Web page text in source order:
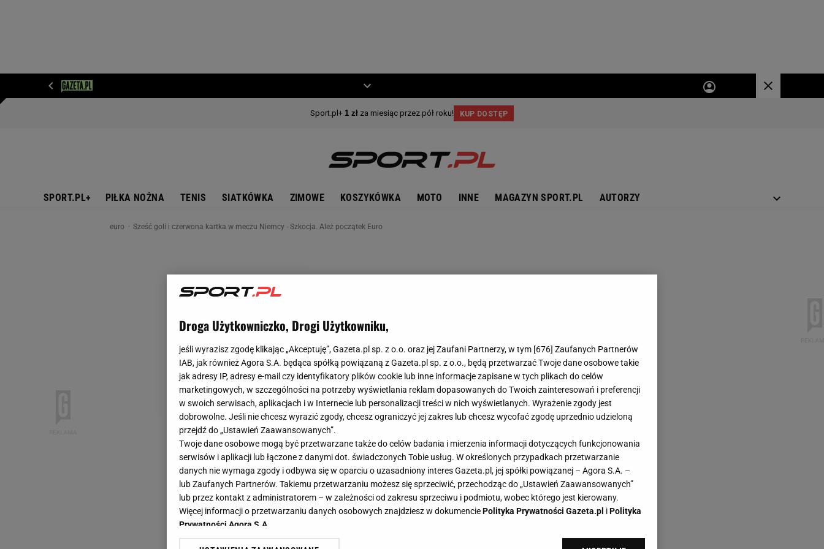
SPORT.PL+ PIŁKA NOŻNA TENIS SIATKÓWKA ZIMOWE KOSZYKÓWKA MOTO INNE MAGAZYN SPORT.PL AUTORZY
euro Sześć goli i czerwona kartka w meczu Niemcy - Szkocja. Ależ początek Euro
Droga Użytkowniczko, Drogi Użytkowniku,
jeśli wyrazisz zgodę klikając „Akceptuję”, Gazeta.pl sp. z o.o. oraz jej Zaufani Partnerzy, w tym [676] Zaufanych Partnerów
IAB, jak również Agora S.A. będąca spółką powiązaną z Gazeta.pl sp. z o.o., będą przetwarzać Twoje dane osobowe takie
jak adresy IP, adresy e-mail czy identyfikatory plików cookie lub inne informacje zapisane w tych plikach do celów
marketingowych, w szczególności na potrzeby wyświetlania reklam dopasowanych do Twoich zainteresowań i preferencji
w swoich serwisach, aplikacjach i w Internecie lub personalizacji treści w nich wyświetlanych. Wyrażenie zgody jest
dobrowolne. Jeśli nie chcesz wyrazić zgody, chcesz ograniczyć jej zakres lub chcesz wycofać zgodę uprzednio udzieloną
przejdź do „Ustawień Zaawansowanych”.
Twoje dane osobowe mogą być przetwarzane także do celów badania i mierzenia informacji dotyczących funkcjonowania
serwisów i aplikacji lub łączone z danymi dot. świadczonych Tobie usług. W określonych przypadkach przetwarzanie
danych nie wymaga zgody i odbywa się w oparciu o uzasadniony interes Gazeta.pl, jej spółki powiązanej – Agora S.A. –
lub Zaufanych Partnerów. Takiemu przetwarzaniu możesz się sprzeciwić, przechodząc do „Ustawień Zaawansowanych”
lub przez kontakt z administratorem – w zależności od zakresu sprzeciwu i podmiotu, wobec którego jest kierowany.
Więcej informacji o przetwarzaniu danych osobowych znajdziesz w dokumenciePolityka Prywatności Gazeta.pl iPolityka
Prywatności Agora S.A.